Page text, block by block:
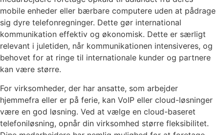
mobile enheder eller bærbare computere uden at pådrage
sig dyre telefonregninger. Dette gør international
kommunikation effektiv og økonomisk. Dette er særligt
relevant i juletiden, når kommunikationen intensiveres, og
behovet for at ringe til internationale kunder og partnere
kan være større.
For virksomheder, der har ansatte, som arbejder
hjemmefra eller er på ferie, kan VoIP eller cloud-løsninger
være en god løsning. Ved at vælge en cloud-baseret
telefoniløsning, opnår din virksomhed større fleksibilitet.